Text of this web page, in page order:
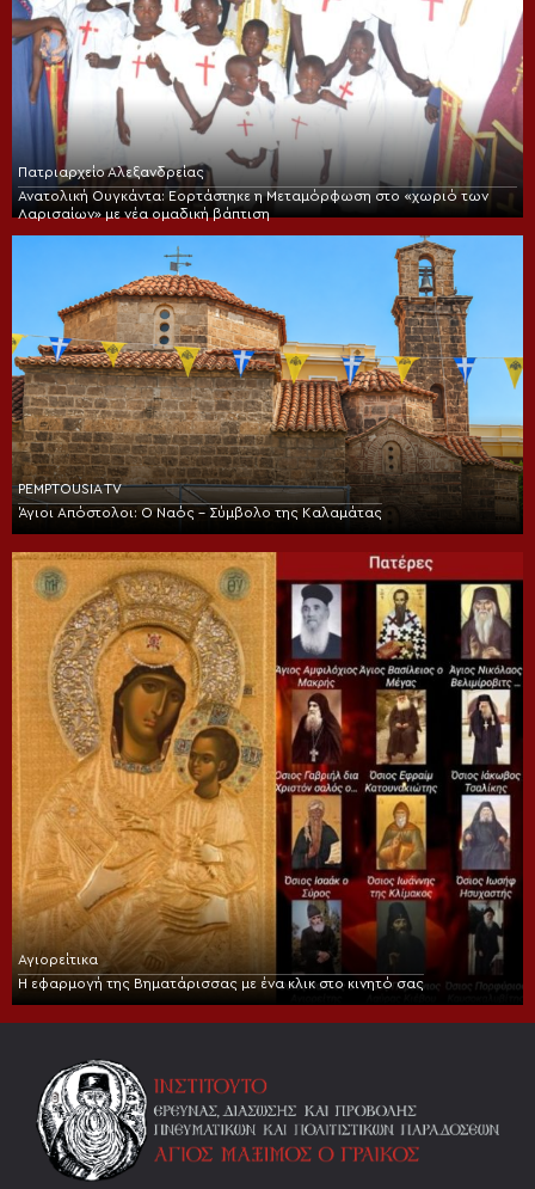
Πατριαρχείο Αλεξανδρείας
Ανατολική Ουγκάντα: Εορτάστηκε η Μεταμόρφωση στο «χωριό των
Λαρισαίων» με νέα ομαδική βάπτιση
PEMPTOUSIA TV
Άγιοι Απόστολοι: Ο Ναός – Σύμβολο της Καλαμάτας
Αγιορείτικα
Η εφαρμογή της Βηματάρισσας με ένα κλικ στο κινητό σας